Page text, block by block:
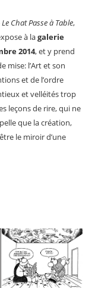
Le Chat Passe à Table,
à lagalerie
2014, et y prend
mise: l’Art et son
et de l’ordre
et velléités trop
leçons de rire, qui ne
que la création,
le miroir d’une